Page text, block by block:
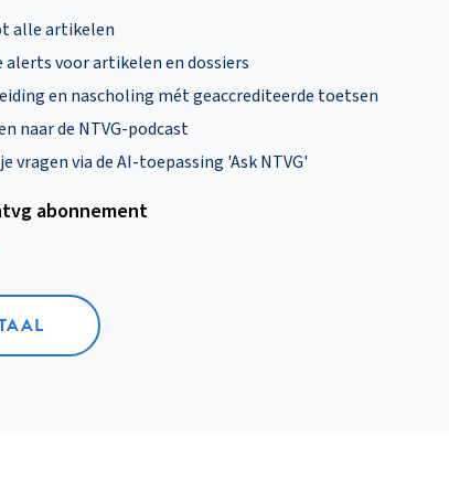
alle artikelen
alerts voor artikelen en dossiers
en nascholing mét geaccrediteerde toetsen
naar de NTVG-podcast
vragen via de AI-toepassing 'Ask NTVG'
abonnement